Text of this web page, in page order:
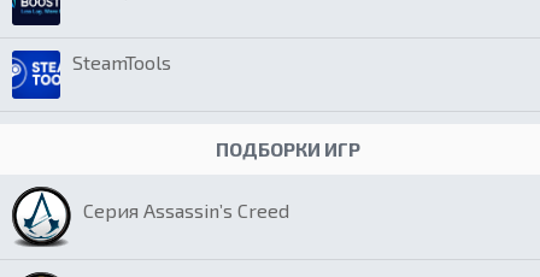
SteamTools
ПОДБОРКИ ИГР
Серия Assassin’s Creed